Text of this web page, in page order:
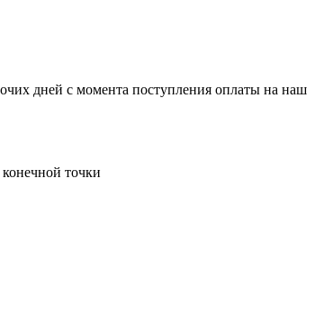
дней с момента поступления оплаты на наш
точки